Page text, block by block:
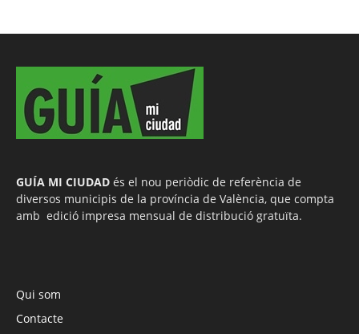
GUÍA MI CIUDAD és el nou periòdic de referència de
diversos municipis de la província de València, que compta
amb edició impresa mensual de distribució gratuïta.
Qui som
Contacte